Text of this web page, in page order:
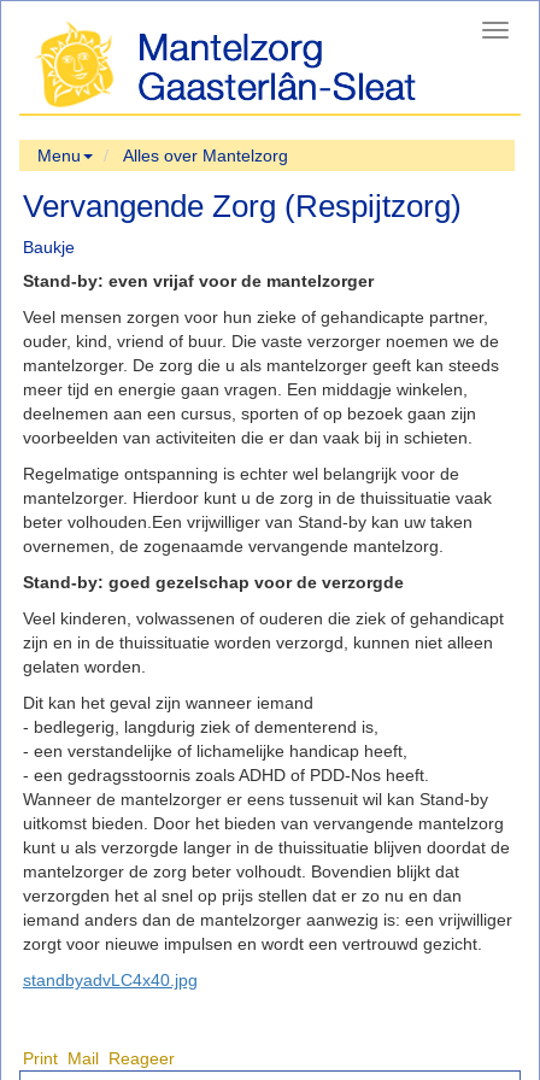
Menu Alles over Mantelzorg
Vervangende Zorg (Respijtzorg)
Baukje
Stand-by: even vrijaf voor de mantelzorger
Veel mensen zorgen voor hun zieke of gehandicapte partner,
ouder, kind, vriend of buur. Die vaste verzorger noemen we de
mantelzorger. De zorg die u als mantelzorger geeft kan steeds
meer tijd en energie gaan vragen. Een middagje winkelen,
deelnemen aan een cursus, sporten of op bezoek gaan zijn
voorbeelden van activiteiten die er dan vaak bij in schieten.
Regelmatige ontspanning is echter wel belangrijk voor de
mantelzorger. Hierdoor kunt u de zorg in de thuissituatie vaak
beter volhouden.Een vrijwilliger van Stand-by kan uw taken
overnemen, de zogenaamde vervangende mantelzorg.
Stand-by: goed gezelschap voor de verzorgde
Veel kinderen, volwassenen of ouderen die ziek of gehandicapt
zijn en in de thuissituatie worden verzorgd, kunnen niet alleen
gelaten worden.
Dit kan het geval zijn wanneer iemand
- bedlegerig, langdurig ziek of dementerend is,
- een verstandelijke of lichamelijke handicap heeft,
- een gedragsstoornis zoals ADHD of PDD-Nos heeft.
Wanneer de mantelzorger er eens tussenuit wil kan Stand-by
uitkomst bieden. Door het bieden van vervangende mantelzorg
kunt u als verzorgde langer in de thuissituatie blijven doordat de
mantelzorger de zorg beter volhoudt. Bovendien blijkt dat
verzorgden het al snel op prijs stellen dat er zo nu en dan
iemand anders dan de mantelzorger aanwezig is: een vrijwilliger
zorgt voor nieuwe impulsen en wordt een vertrouwd gezicht.
standbyadvLC4x40.jpg
Print Mail Reageer